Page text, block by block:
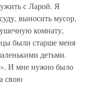
с Ларой. Я
выносить мусор,
комнату,
были старше меня
детьми.
И мне нужно было
свою